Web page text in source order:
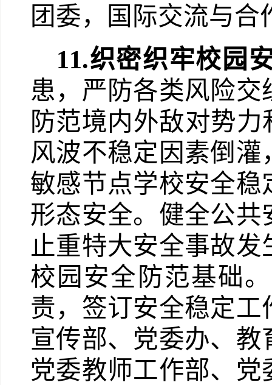
团委，国际交流与
11.织密织牢校园
患，严防各类风险
防范境内外敌对势
风波不稳定因素倒
敏感节点学校安全
形态安全。健全公
止重特大安全事故
校园安全防范基础
责，签订安全稳定
宣传部、党委办、
党委教师工作部、